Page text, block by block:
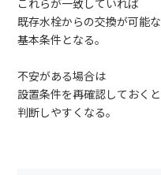
これらが一致していれば
既存水栓からの交換が可能な
基本条件となる。
不安がある場合は
設置条件を再確認しておくと
判断しやすくなる。